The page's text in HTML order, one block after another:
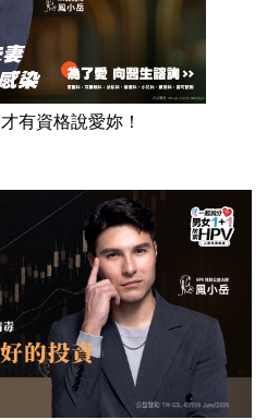
有資格說愛妳！